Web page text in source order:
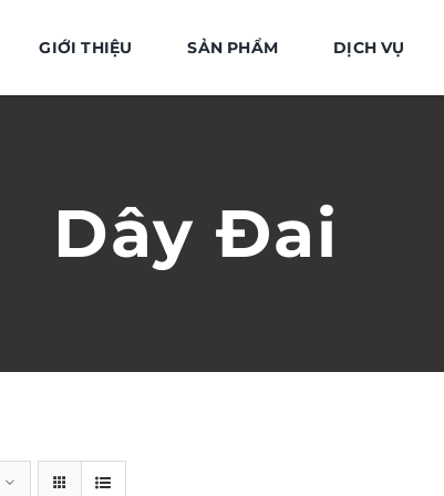
GIỚI THIỆU SẢN PHẨM DỊCH VỤ
Dây Đai